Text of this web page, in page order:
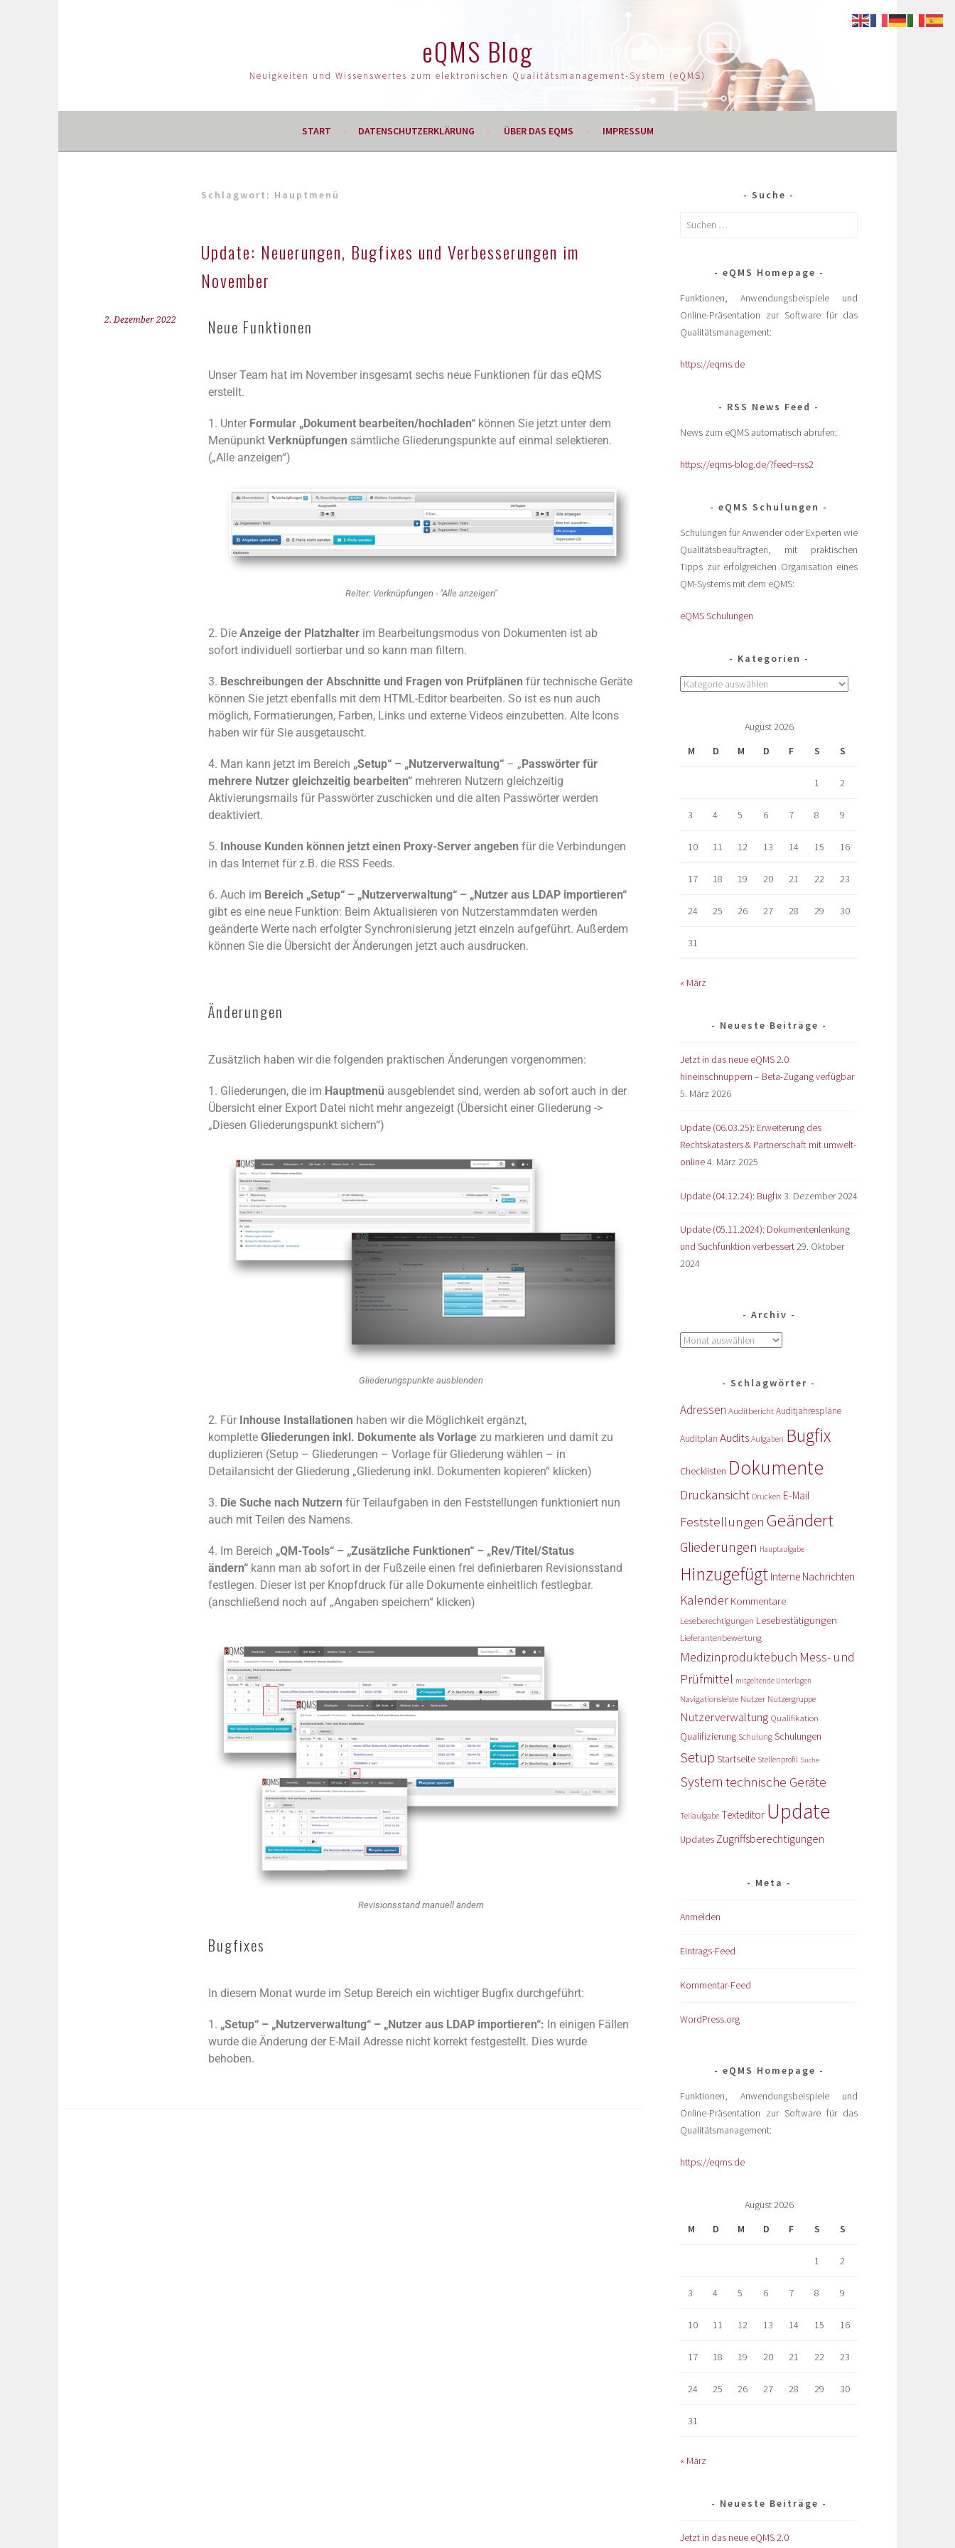
eQMS Blog
Neuigkeiten und Wissenswertes zum elektronischen Qualitätsmanagement-System (eQMS)
START DATENSCHUTZERKLÄRUNG ÜBER DAS EQMS IMPRESSUM
Schlagwort: Hauptmenü
Update: Neuerungen, Bugfixes und Verbesserungen im
November
2. Dezember 2022 Neue Funktionen
Unser Team hat im November insgesamt sechs neue Funktionen für das eQMS
erstellt.
1. Unter Formular „Dokument bearbeiten/hochladen“ können Sie jetzt unter dem
Menüpunkt Verknüpfungen sämtliche Gliederungspunkte auf einmal selektieren.
(„Alle anzeigen“)
Reiter: Verknüpfungen - "Alle anzeigen"
2. Die Anzeige der Platzhalter im Bearbeitungsmodus von Dokumenten ist ab
sofort individuell sortierbar und so kann man filtern.
3. Beschreibungen der Abschnitte und Fragen von Prüfplänen für technische Geräte
können Sie jetzt ebenfalls mit dem HTML-Editor bearbeiten. So ist es nun auch
möglich, Formatierungen, Farben, Links und externe Videos einzubetten. Alte Icons
haben wir für Sie ausgetauscht.
4. Man kann jetzt im Bereich „Setup“ – „Nutzerverwaltung“ – „Passwörter für
mehrere Nutzer gleichzeitig bearbeiten“ mehreren Nutzern gleichzeitig
Aktivierungsmails für Passwörter zuschicken und die alten Passwörter werden
deaktiviert.
5. Inhouse Kunden können jetzt einen Proxy-Server angeben für die Verbindungen
in das Internet für z.B. die RSS Feeds.
6. Auch im Bereich „Setup“ – „Nutzerverwaltung“ – „Nutzer aus LDAP importieren“
gibt es eine neue Funktion: Beim Aktualisieren von Nutzerstammdaten werden
geänderte Werte nach erfolgter Synchronisierung jetzt einzeln aufgeführt. Außerdem
können Sie die Übersicht der Änderungen jetzt auch ausdrucken.
Änderungen
Zusätzlich haben wir die folgenden praktischen Änderungen vorgenommen:
1. Gliederungen, die im Hauptmenü ausgeblendet sind, werden ab sofort auch in der
Übersicht einer Export Datei nicht mehr angezeigt (Übersicht einer Gliederung ->
„Diesen Gliederungspunkt sichern“)
Gliederungspunkte ausblenden
2. Für Inhouse Installationen haben wir die Möglichkeit ergänzt,
komplette Gliederungen inkl. Dokumente als Vorlage zu markieren und damit zu
duplizieren (Setup – Gliederungen – Vorlage für Gliederung wählen – in
Detailansicht der Gliederung „Gliederung inkl. Dokumenten kopieren“ klicken)
3. Die Suche nach Nutzern für Teilaufgaben in den Feststellungen funktioniert nun
auch mit Teilen des Namens.
4. Im Bereich „QM-Tools“ – „Zusätzliche Funktionen“ – „Rev/Titel/Status
ändern“ kann man ab sofort in der Fußzeile einen frei definierbaren Revisionsstand
festlegen. Dieser ist per Knopfdruck für alle Dokumente einheitlich festlegbar.
(anschließend noch auf „Angaben speichern“ klicken)
Revisionsstand manuell ändern
Bugfixes
In diesem Monat wurde im Setup Bereich ein wichtiger Bugfix durchgeführt:
1. „Setup“ – „Nutzerverwaltung“ – „Nutzer aus LDAP importieren“: In einigen Fällen
wurde die Änderung der E-Mail Adresse nicht korrekt festgestellt. Dies wurde
behoben.
Suche
eQMS Homepage
Funktionen, Anwendungsbeispiele und
Online-Präsentation zur Software für das
Qualitätsmanagement:
https://eqms.de
RSS News Feed
News zum eQMS automatisch abrufen:
https://eqms-blog.de/?feed=rss2
eQMS Schulungen
Schulungen für Anwender oder Experten wie
Qualitätsbeauftragten, mit praktischen
Tipps zur erfolgreichen Organisation eines
QM-Systems mit dem eQMS:
eQMS Schulungen
Kategorien
August 2026
M
D M D F S S
1 2
3 4 5 6 7 8 9
10 11 12 13 14 15 16
17 18 19 20 21 22 23
24 25 26 27 28 29 30
31
« März
Neueste Beiträge
Jetzt in das neue eQMS 2.0
hineinschnuppern – Beta-Zugang verfügbar
5. März 2026
Update (06.03.25): Erweiterung des
Rechtskatasters & Partnerschaft mit umwelt-
online4. März 2025
Update (04.12.24): Bugfix 3. Dezember 2024
Update (05.11.2024): Dokumentenlenkung
und Suchfunktion verbessert29. Oktober
2024
Archiv
Schlagwörter
Adressen AuditberichtAuditjahrespläne
Auditplan Audits Aufgaben Bugfix
Checklisten Dokumente
Druckansicht Drucken E-Mail
Feststellungen Geändert
Gliederungen Hauptaufgabe
Hinzugefügt Interne Nachrichten
Kalender Kommentare
Leseberechtigungen Lesebestätigungen
Lieferantenbewertung
Medizinproduktebuch Mess- und
Prüfmittel mitgeltende Unterlagen
Navigationsleiste Nutzer Nutzergruppe
Nutzerverwaltung Qualifikation
Qualifizierung Schulung Schulungen
Setup Startseite Stellenprofil Suche
System technische Geräte
Teilaufgabe Texteditor Update
Updates Zugriffsberechtigungen
Meta
Anmelden
Eintrags-Feed
Kommentar-Feed
WordPress.org
eQMS Homepage
Funktionen, Anwendungsbeispiele und
Online-Präsentation zur Software für das
Qualitätsmanagement:
https://eqms.de
August 2026
M
D M D F S S
1 2
3 4 5 6 7 8 9
10 11 12 13 14 15 16
17 18 19 20 21 22 23
24 25 26 27 28 29 30
31
« März
Neueste Beiträge
Jetzt in das neue eQMS 2.0